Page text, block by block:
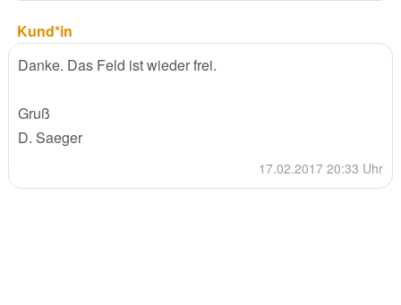
Kund*in
Danke. Das Feld ist wieder frei.
Gruß
D. Saeger
17.02.2017 20:33 Uhr